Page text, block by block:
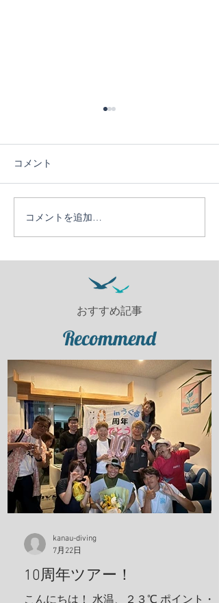
かなう１０周年ツア
ー！！
コメント
コメントを追加…
おすすめ記事
Recommend
10周年ツアー！
kanau-diving
7月22日